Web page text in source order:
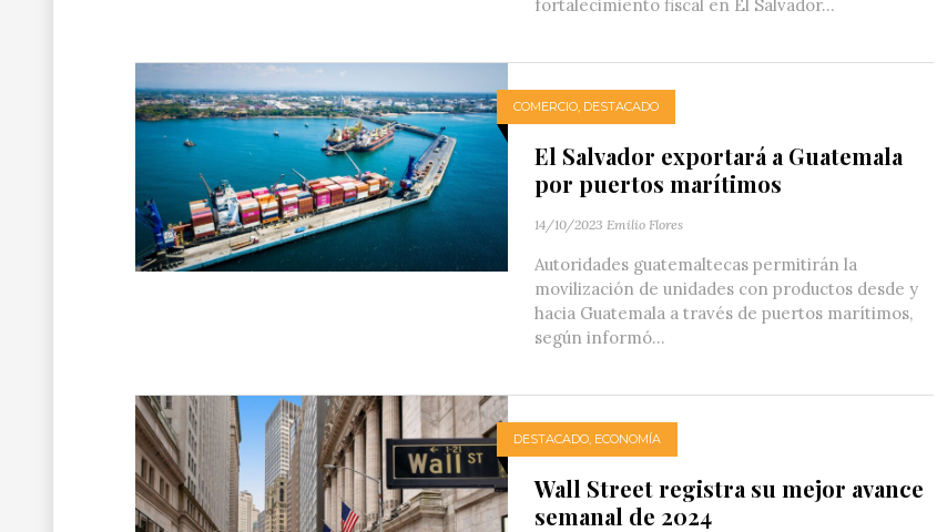
fortalecimiento fiscal en El Salvador...
COMERCIO, DESTACADO
El Salvador exportará a Guatemala
por puertos marítimos
14/10/2023 Emilio Flores
Autoridades guatemaltecas permitirán la
movilización de unidades con productos desde y
hacia Guatemala a través de puertos marítimos,
según informó...
DESTACADO, ECONOMÍA
Wall Street registra su mejor avance
semanal de 2024